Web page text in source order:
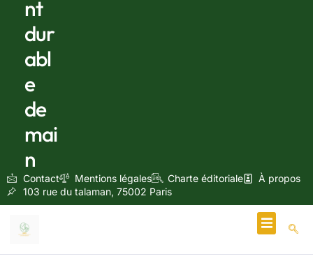
nt
dur
abl
e
de
mai
n
Contact Mentions légales Charte éditoriale
À propos
103 rue du talaman, 75002 Paris